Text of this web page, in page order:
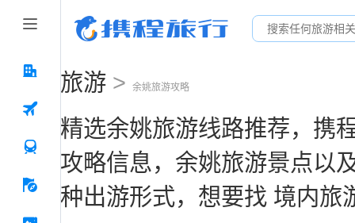
旅游 > 余姚旅游攻略
精选余姚旅游线路推荐，携
攻略信息， 余姚旅游景点以
种出游形式，想要找 境内旅